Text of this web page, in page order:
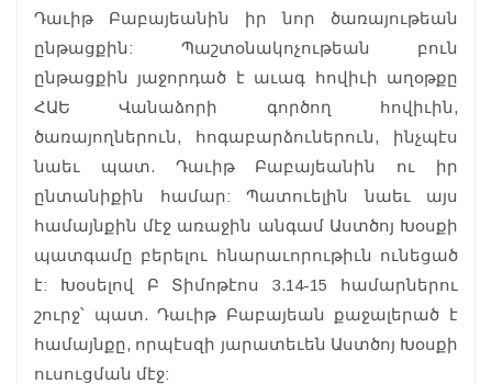
Դաւիթ Բաբայեանին իր նոր ծառայութեան
ընթացքին: Պաշտօնակոչութեան բուն
ընթացքին յաջորդած է աւագ հովիւի աղօթքը
ՀԱԵ Վանաձորի գործող հովիւին,
ծառայողներուն, հոգաբարձուներուն, ինչպէս
նաեւ պատ. Դաւիթ Բաբայեանին ու իր
ընտանիքին համար: Պատուելին նաեւ այս
համայնքին մէջ առաջին անգամ Աստծոյ Խօսքի
պատգամը բերելու հնարաւորութիւն ունեցած
է: Խօսելով Բ Տիմոթէոս 3.14-15 համարներու
շուրջ՝ պատ. Դաւիթ Բաբայեան քաջալերած է
համայնքը, որպէսզի յարատեւեն Աստծոյ Խօսքի
ուսուցման մէջ: